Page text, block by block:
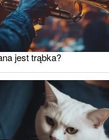
jest trąbka?